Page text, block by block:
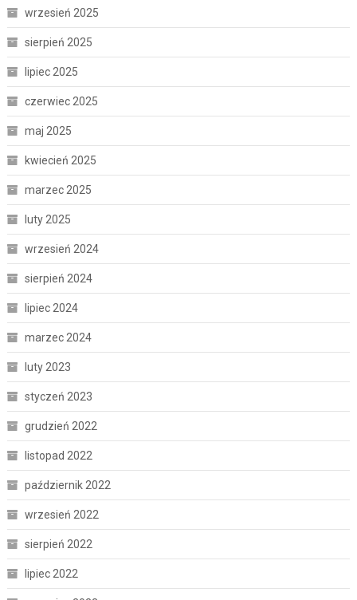
wrzesień 2025
sierpień 2025
lipiec 2025
czerwiec 2025
maj 2025
kwiecień 2025
marzec 2025
luty 2025
wrzesień 2024
sierpień 2024
lipiec 2024
marzec 2024
luty 2023
styczeń 2023
grudzień 2022
listopad 2022
październik 2022
wrzesień 2022
sierpień 2022
lipiec 2022